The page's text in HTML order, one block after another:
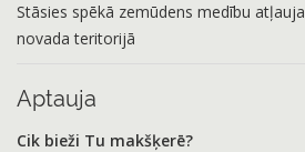
Stāsies spēkā zemūdens medību
novada teritorijā
Aptauja
Cik bieži Tu makšķerē?